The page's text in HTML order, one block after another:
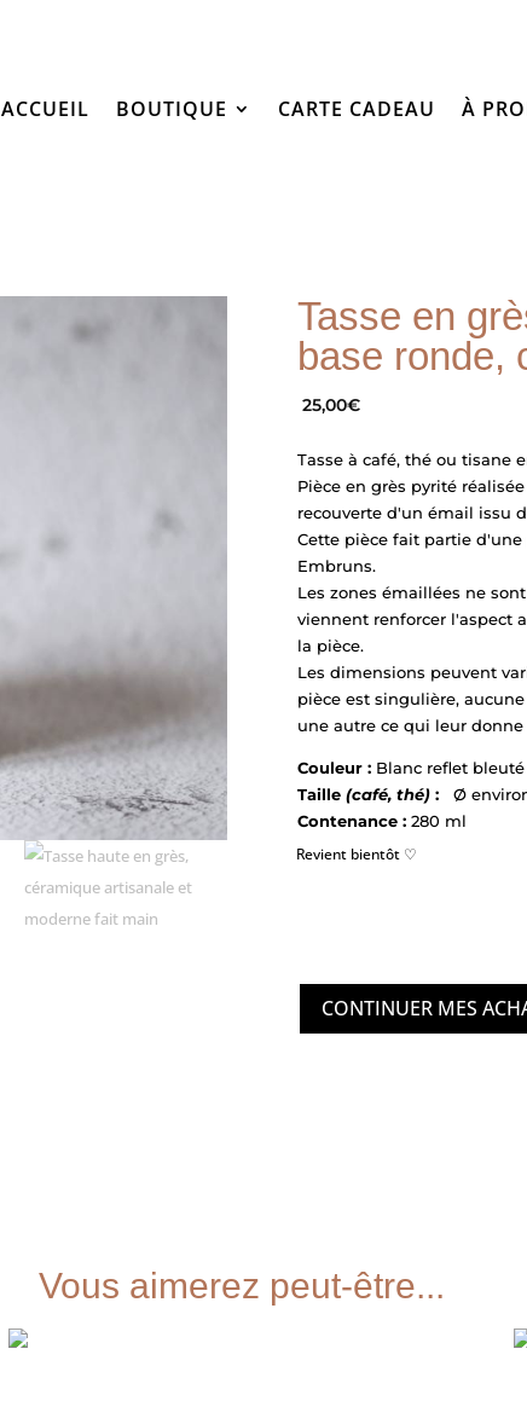
ACCUEIL BOUTIQUE CARTE CADEAU À
Tasse en
base ronde,
25,00€
Tasse à café, thé ou tisane
Pièce en grès pyrité
recouverte d'un émail issu
Cette pièce fait partie
Embruns.
Les zones émaillées ne
viennent renforcer l'aspect
la pièce.
Les dimensions peuvent
pièce est singulière,
une autre ce qui leur
Couleur :Blanc reflet
Taille (café, thé):Ø environ
Contenance :280 ml
Revient bientôt ♡
CONTINUER MES
Vous aimerez peut-être...